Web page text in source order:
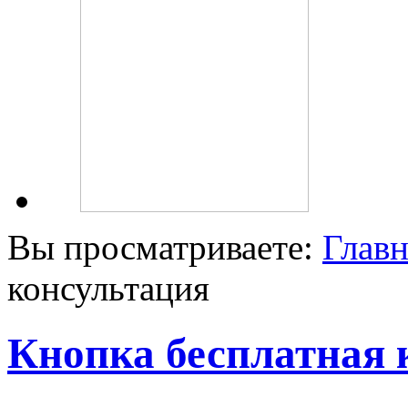
Вы просматриваете:
консультация
Кнопка бесплатная